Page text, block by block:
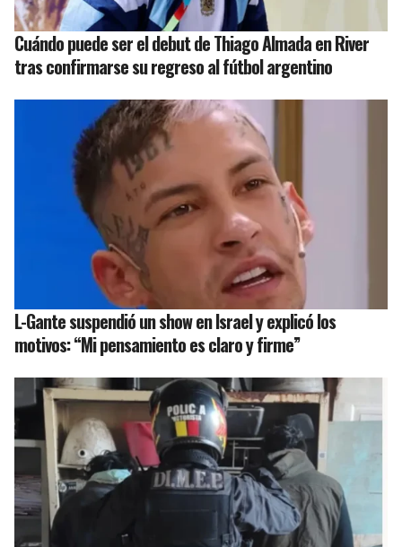
Cuándo puede ser el debut de Thiago Almada en River
tras confirmarse su regreso al fútbol argentino
L-Gante suspendió un show en Israel y explicó los
motivos: “Mi pensamiento es claro y firme”